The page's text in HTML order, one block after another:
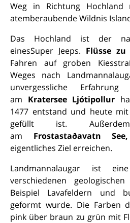
Weg in Richtung
atemberaubende Wildnis
Das Hochland ist der
einesSuper Jeeps. Flüsse zu
Fahren auf groben
Weges nach
unvergessliche
am Kratersee Ljótipollur
1477 entstand und heute
gefüllt ist.
am
Frostastaðavatn See,
eigentliches Ziel erreichen.
Landmannalaugar ist
verschiedenen
Beispiel Lavafeldern und
geformt wurde. Die Farben
pink über braun zu grün mit